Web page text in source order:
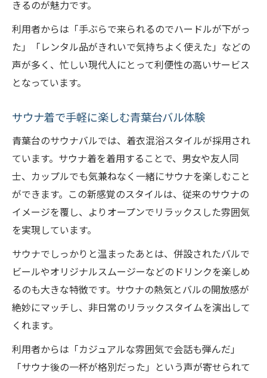
きるのが魅力です。
利用者からは「手ぶらで来られるのでハードルが下がっ
た」「レンタル品がきれいで気持ちよく使えた」などの
声が多く、忙しい現代人にとって利便性の高いサービス
となっています。
サウナ着で手軽に楽しむ青葉台バル体験
青葉台のサウナバルでは、着衣混浴スタイルが採用され
ています。サウナ着を着用することで、男女や友人同
士、カップルでも気兼ねなく一緒にサウナを楽しむこと
ができます。この新感覚のスタイルは、従来のサウナの
イメージを覆し、よりオープンでリラックスした雰囲気
を実現しています。
サウナでしっかりと温まったあとは、併設されたバルで
ビールやオリジナルスムージーなどのドリンクを楽しめ
るのも大きな特徴です。サウナの熱気とバルの開放感が
絶妙にマッチし、非日常のリラックスタイムを演出して
くれます。
利用者からは「カジュアルな雰囲気で会話も弾んだ」
「サウナ後の一杯が格別だった」という声が寄せられて